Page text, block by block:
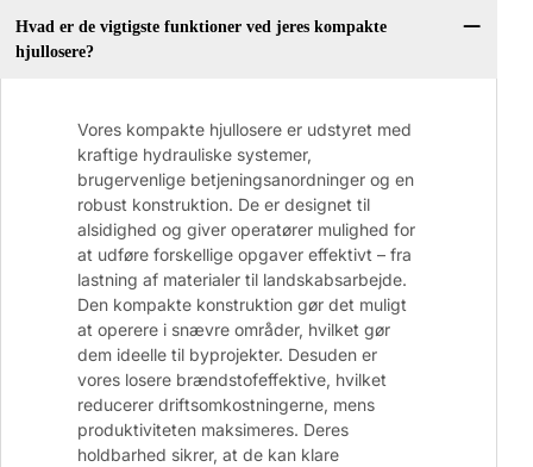
Hvad er de vigtigste funktioner ved jeres kompakte
hjullosere?
Vores kompakte hjullosere er udstyret med
kraftige hydrauliske systemer,
brugervenlige betjeningsanordninger og en
robust konstruktion. De er designet til
alsidighed og giver operatører mulighed for
at udføre forskellige opgaver effektivt – fra
lastning af materialer til landskabsarbejde.
Den kompakte konstruktion gør det muligt
at operere i snævre områder, hvilket gør
dem ideelle til byprojekter. Desuden er
vores losere brændstofeffektive, hvilket
reducerer driftsomkostningerne, mens
produktiviteten maksimeres. Deres
holdbarhed sikrer, at de kan klare